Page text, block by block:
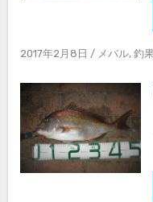
2017年2月8日 / メバル, 釣